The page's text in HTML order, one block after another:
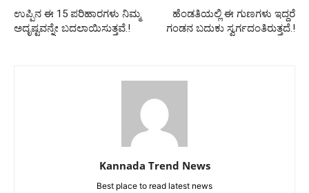
ಉಪ್ಪಿನ ಈ 15 ಪರಿಹಾರಗಳು ನಿಮ್ಮ
ಅದೃಷ್ಟವನ್ನೇ ಬದಲಾಯಿಸುತ್ತವೆ.!
ಹೆಂಡತಿಯಲ್ಲಿ ಈ ಗುಣಗಳು ಇದ್ದರೆ
ಗಂಡನ ಬದುಕು ಸ್ವರ್ಗದಂತಿರುತ್ತದೆ.!
Kannada Trend News
Best place to read latest news